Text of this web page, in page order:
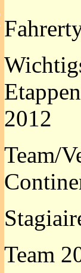
2012
Team/
Team